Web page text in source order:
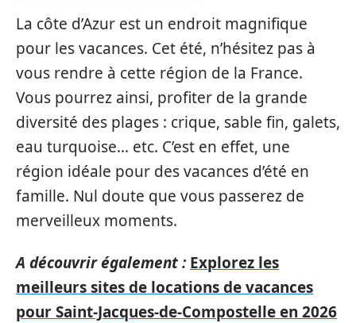
La côte d’Azur est un endroit magnifique
pour les vacances. Cet été, n’hésitez pas à
vous rendre à cette région de la France.
Vous pourrez ainsi, profiter de la grande
diversité des plages : crique, sable fin, galets,
eau turquoise… etc. C’est en effet, une
région idéale pour des vacances d’été en
famille. Nul doute que vous passerez de
merveilleux moments.
A découvrir également : Explorez les
meilleurs sites de locations de vacances
pour Saint-Jacques-de-Compostelle en 2026